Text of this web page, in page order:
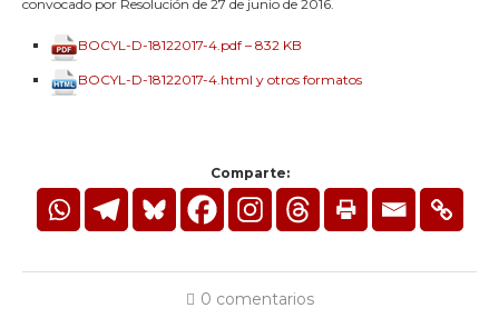
convocado por Resolución de 27 de junio de 2016.
BOCYL-D-18122017-4.pdf – 832 KB
BOCYL-D-18122017-4.html y otros formatos
Comparte:
0 comentarios